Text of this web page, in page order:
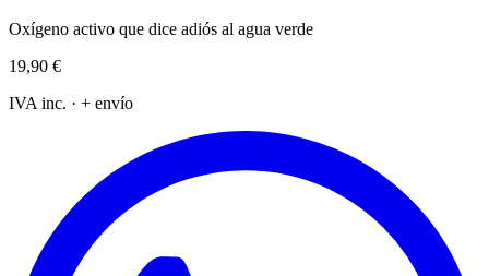
Oxígeno activo que dice adiós al agua verde
19,90 €
IVA inc. · + envío